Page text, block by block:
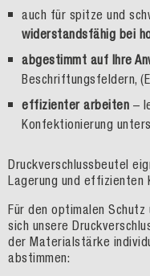
auch für spitze und
widerstandsfähig bei
abgestimmt auf Ihre
Beschriftungsfeldern,
effizienter arbeiten –
Konfektionierung
Druckverschlussbeutel
Lagerung und effizienten
Für den optimalen Schutz
sich unsere
der Materialstärke
abstimmen: